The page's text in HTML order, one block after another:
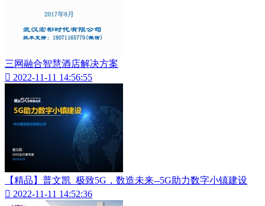
三网融合智慧酒店解决方案
 2022-11-11 14:56:55
【精品】普文凯_极致5G，数造未来--5G助力数字小镇建设
 2022-11-11 14:52:36